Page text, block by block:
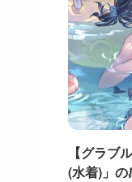
【グラブ
(水着)」の